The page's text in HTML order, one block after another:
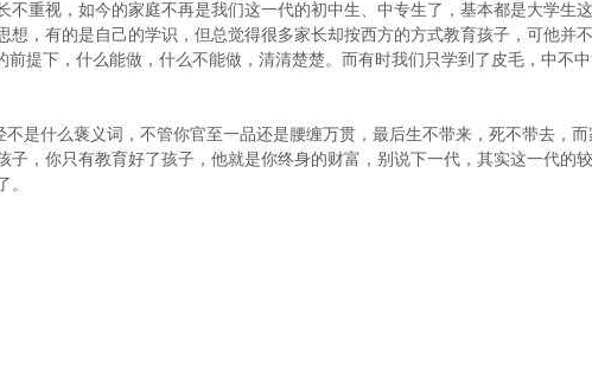
不重视，如今的家庭不再是我们这一代的初中生、中专生了，基本都是大学生
想，有的是自己的学识，但总觉得很多家长却按西方的方式教育孩子，可他并
前提下，什么能做，什么不能做，清清楚楚。而有时我们只学到了皮毛，中不
不是什么褒义词，不管你官至一品还是腰缠万贯，最后生不带来，死不带去，而
子，你只有教育好了孩子，他就是你终身的财富，别说下一代，其实这一代的
。